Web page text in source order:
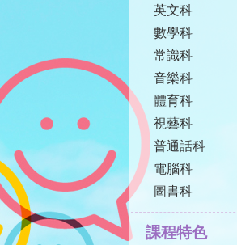
英文科
數學科
常識科
音樂科
體育科
視藝科
普通話科
電腦科
圖書科
課程特色